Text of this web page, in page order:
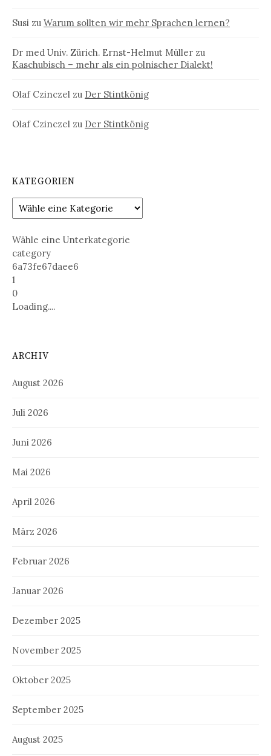
Susi zu Warum sollten wir mehr Sprachen lernen?
Dr med Univ. Zürich. Ernst-Helmut Müller zu
Kaschubisch – mehr als ein polnischer Dialekt!
Olaf Czinczel zu Der Stintkönig
Olaf Czinczel zu Der Stintkönig
KATEGORIEN
Wähle eine Unterkategorie
category
6a73fe67daee6
1
0
Loading....
ARCHIV
August 2026
Juli 2026
Juni 2026
Mai 2026
April 2026
März 2026
Februar 2026
Januar 2026
Dezember 2025
November 2025
Oktober 2025
September 2025
August 2025